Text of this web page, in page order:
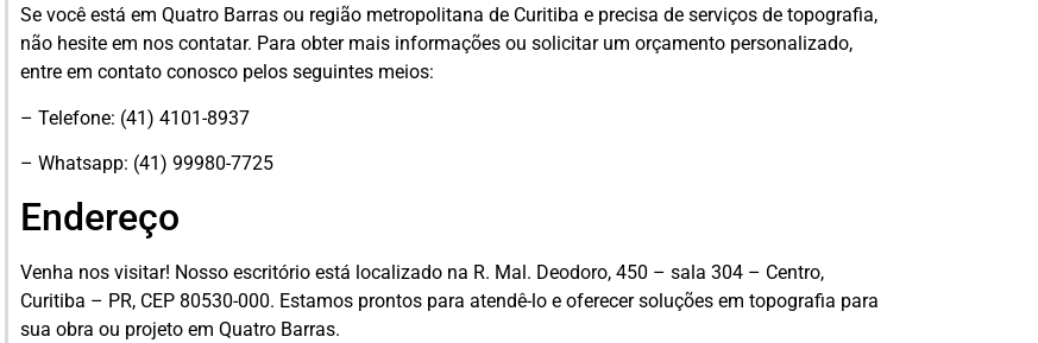
Se você está em Quatro Barras ou região metropolitana de Curitiba e precisa de serviços de topografia,
não hesite em nos contatar. Para obter mais informações ou solicitar um orçamento personalizado,
entre em contato conosco pelos seguintes meios:
– Telefone: (41) 4101-8937
– Whatsapp: (41) 99980-7725
Endereço
Venha nos visitar! Nosso escritório está localizado na R. Mal. Deodoro, 450 – sala 304 – Centro,
Curitiba – PR, CEP 80530-000. Estamos prontos para atendê-lo e oferecer soluções em topografia para
sua obra ou projeto em Quatro Barras.